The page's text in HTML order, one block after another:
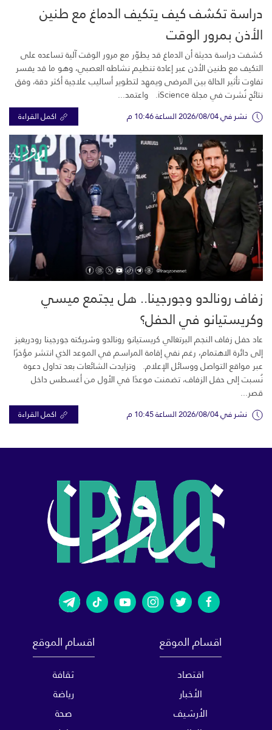
دراسة تكشف كيف يتكيف الدماغ مع طنين
الأذن بمرور الوقت
كشفت دراسة حديثة أن الدماغ قد يطوّر مع مرور الوقت آلية تساعده على
التكيف مع طنين الأذن عبر إعادة تنظيم نشاطه العصبي، وهو ما قد يفسر
تفاوت تأثير الحالة بين المرضى ويمهد لتطوير أساليب علاجية أكثر دقة، وفق
نتائج نُشرت في مجلة iScience. واعتمد...
نشر في 2026/08/04 الساعة 10:46 م اكمل القراءة
زفاف رونالدو وجورجينا.. هل يجتمع ميسي
وكريستيانو في الحفل؟
عاد حفل زفاف النجم البرتغالي كريستيانو رونالدو وشريكته جورجينا رودريغيز
إلى دائرة الاهتمام، رغم نفي إقامة المراسم في الموعد الذي انتشر مؤخرًا
عبر مواقع التواصل ووسائل الإعلام. وتزايدت الشائعات بعد تداول دعوة
نُسبت إلى حفل الزفاف، تضمنت موعدًا في الأول من أغسطس داخل
قصر...
نشر في 2026/08/04 الساعة 10:45 م اكمل القراءة
اقسام الموقع
اقتصاد
الأخبار
الأرشيف
اقسام الموقع
ثقافة
رياضة
صحة